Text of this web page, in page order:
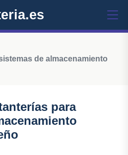
de almacenamiento
para